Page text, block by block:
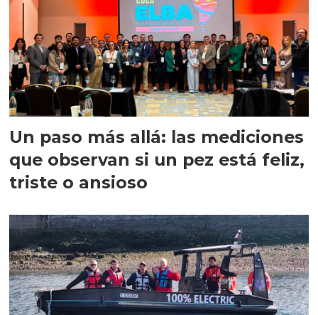
Un paso más allá: las mediciones
que observan si un pez está feliz,
triste o ansioso